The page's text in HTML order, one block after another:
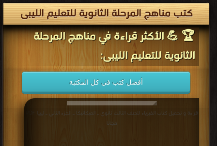
كتب مناهج المرحلة الثانوية للتعليم الليبى
🏆 💪 الأكثر قراءة في مناهج المرحلة
الثانوية للتعليم الليبى:
أفضل كتب في كل المكتبة
مجانا